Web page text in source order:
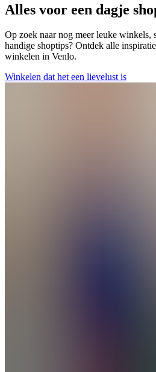
Alles voor een dagje
Op zoek naar nog meer leuke winkels,
handige shoptips? Ontdek alle
winkelen in Venlo.
Winkelen dat het een lievelust is